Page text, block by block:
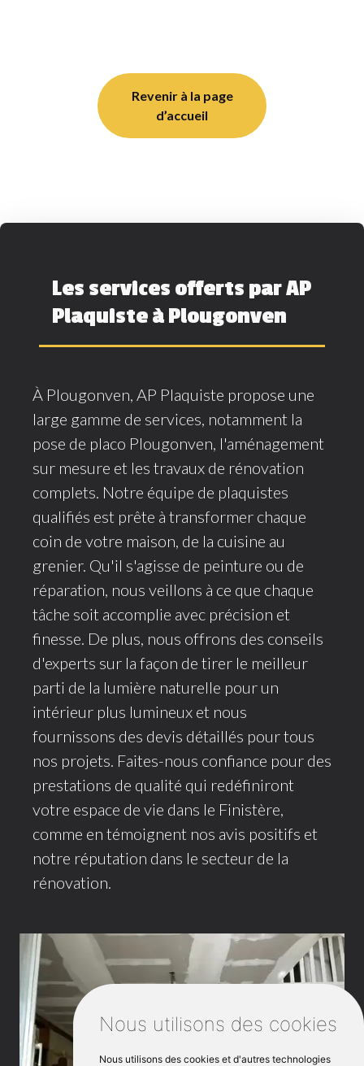
Nous utilisons des cookies
Nous utilisons des cookies et d'autres technologies
Revenir à la page
d’accueil
Les services offerts par AP
Plaquiste à Plougonven
À Plougonven, AP Plaquiste propose une
large gamme de services, notamment la
pose de placo Plougonven, l'aménagement
sur mesure et les travaux de rénovation
complets. Notre équipe de plaquistes
qualifiés est prête à transformer chaque
coin de votre maison, de la cuisine au
grenier. Qu'il s'agisse de peinture ou de
réparation, nous veillons à ce que chaque
tâche soit accomplie avec précision et
finesse. De plus, nous offrons des conseils
d'experts sur la façon de tirer le meilleur
parti de la lumière naturelle pour un
intérieur plus lumineux et nous
fournissons des devis détaillés pour tous
nos projets. Faites-nous confiance pour des
prestations de qualité qui redéfiniront
votre espace de vie dans le Finistère,
comme en témoignent nos avis positifs et
notre réputation dans le secteur de la
rénovation.